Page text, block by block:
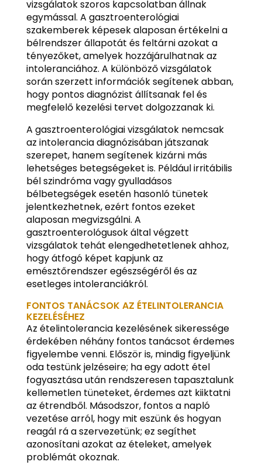
vizsgálatok szoros kapcsolatban állnak
egymással. A gasztroenterológiai
szakemberek képesek alaposan értékelni a
bélrendszer állapotát és feltárni azokat a
tényezőket, amelyek hozzájárulhatnak az
intoleranciához. A különböző vizsgálatok
során szerzett információk segítenek abban,
hogy pontos diagnózist állítsanak fel és
megfelelő kezelési tervet dolgozzanak ki.
A gasztroenterológiai vizsgálatok nemcsak
az intolerancia diagnózisában játszanak
szerepet, hanem segítenek kizárni más
lehetséges betegségeket is. Például irritábilis
bél szindróma vagy gyulladásos
bélbetegségek esetén hasonló tünetek
jelentkezhetnek, ezért fontos ezeket
alaposan megvizsgálni. A
gasztroenterológusok által végzett
vizsgálatok tehát elengedhetetlenek ahhoz,
hogy átfogó képet kapjunk az
emésztőrendszer egészségéről és az
esetleges intoleranciákról.
FONTOS TANÁCSOK AZ ÉTELINTOLERANCIA
KEZELÉSÉHEZ
Az ételintolerancia kezelésének sikeressége
érdekében néhány fontos tanácsot érdemes
figyelembe venni. Először is, mindig figyeljünk
oda testünk jelzéseire; ha egy adott étel
fogyasztása után rendszeresen tapasztalunk
kellemetlen tüneteket, érdemes azt kiiktatni
az étrendből. Másodszor, fontos a napló
vezetése arról, hogy mit eszünk és hogyan
reagál rá a szervezetünk; ez segíthet
azonosítani azokat az ételeket, amelyek
problémát okoznak.